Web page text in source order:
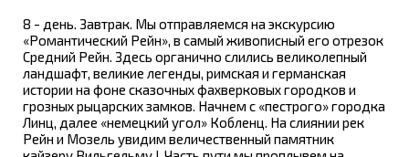
8 - день. Завтрак. Мы отправляемся на экскурсию
«Романтический Рейн», в самый живописный его отрезок
Средний Рейн. Здесь органично слились великолепный
ландшафт, великие легенды, римская и германская
истории на фоне сказочных фахверковых городков и
грозных рыцарских замков. Начнем с «пестрого» городка
Линц, далее «немецкий угол» Кобленц. На слиянии рек
Рейн и Мозель увидим величественный памятник